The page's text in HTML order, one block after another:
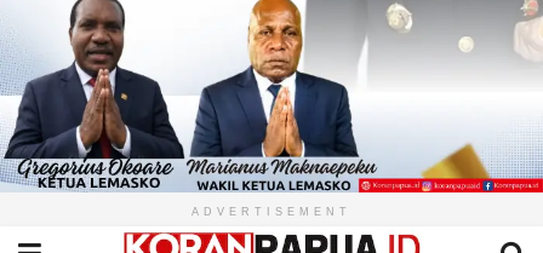
ADVERTISEMENT